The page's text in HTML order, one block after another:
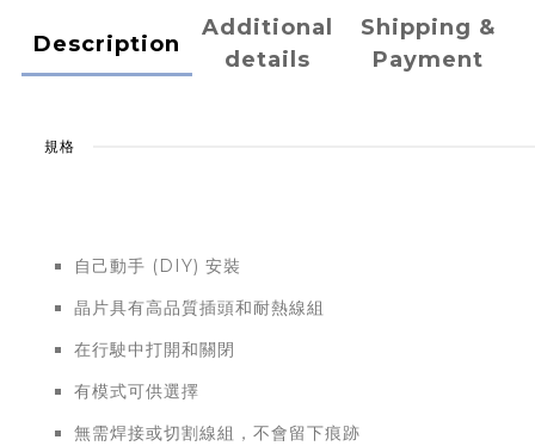
Description
Additional
details
Shipping &
Payment
規格
自己動手 (DIY) 安裝
晶片具有高品質插頭和耐熱線組
在行駛中打開和關閉
有模式可供選擇
無需焊接或切割線組，不會留下痕跡